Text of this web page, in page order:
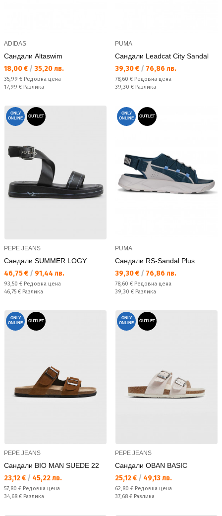
ADIDAS
Сандали Altaswim
Текуща цена:
18,00 € / 35,20 лв.
Редовна цена:
35,99 € Редовна цена
Спестявате:
17,99 € Разлика
PUMA
Сандали Leadcat City Sandal
Текуща цена:
39,30 € / 76,86 лв.
Редовна цена:
78,60 € Редовна цена
Спестявате:
39,30 € Разлика
ONLY
ONLINE
OUTLET
PEPE JEANS
Сандали SUMMER LOGY
Текуща цена:
46,75 € / 91,44 лв.
Редовна цена:
93,50 € Редовна цена
Спестявате:
46,75 € Разлика
ONLY
ONLINE
OUTLET
PUMA
Сандали RS-Sandal Plus
Текуща цена:
39,30 € / 76,86 лв.
Редовна цена:
78,60 € Редовна цена
Спестявате:
39,30 € Разлика
ONLY
ONLINE
OUTLET
PEPE JEANS
Сандали BIO MAN SUEDE 22
Текуща цена:
23,12 € / 45,22 лв.
Редовна цена:
57,80 € Редовна цена
Спестявате:
34,68 € Разлика
ONLY
ONLINE
OUTLET
PEPE JEANS
Сандали OBAN BASIC
Текуща цена:
25,12 € / 49,13 лв.
Редовна цена:
62,80 € Редовна цена
Спестявате:
37,68 € Разлика